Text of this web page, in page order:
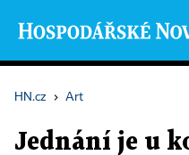
HN.cz › Art
Jednání je u